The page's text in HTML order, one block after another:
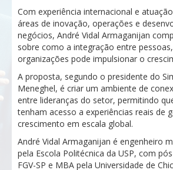
Com experiência internacional e
áreas de inovação, operações e
negócios, André Vidal Armaganijan
sobre como a integração entre
organizações pode impulsionar o
A proposta, segundo o presidente do
Meneghel, é criar um ambiente de
entre lideranças do setor, permitindo
tenham acesso a experiências reais de
crescimento em escala global.
André Vidal Armaganijan é engenheiro
pela Escola Politécnica da USP, com
FGV-SP e MBA pela Universidade de